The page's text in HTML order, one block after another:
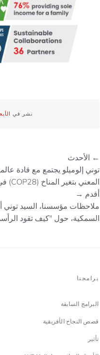
نشر في
← الأحدث
توني إلوميلو يجتمع مع قادة
المعني بتغير المناخ (COP28) في دبي
أقدم →
ملاحظات مؤسسنا، السيد توني
السمكية، حول "كيف تقود
برامجنا
البرامج السابقة
قصص النجاح الأفريقية
تأثير